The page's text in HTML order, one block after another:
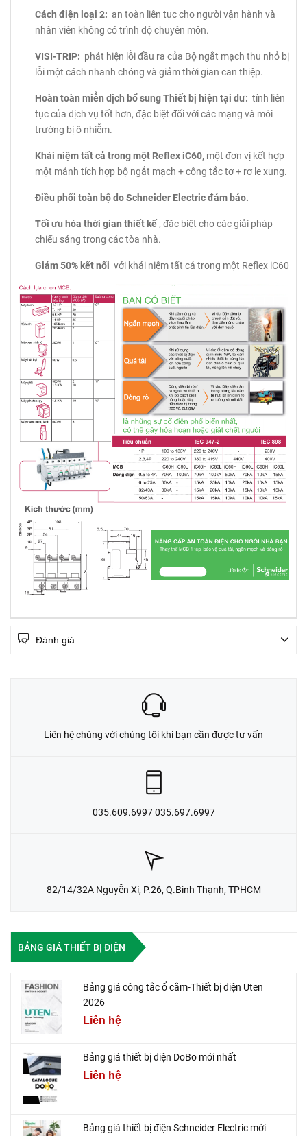
Cách điện loại 2: an toàn liên tục cho người vận hành và
nhân viên không có trình độ chuyên môn.
VISI-TRIP: phát hiện lỗi đầu ra của Bộ ngắt mạch thu nhỏ bị
lỗi một cách nhanh chóng và giảm thời gian can thiệp.
Hoàn toàn miễn dịch bổ sung Thiết bị hiện tại dư: tính liên
tục của dịch vụ tốt hơn, đặc biệt đối với các mạng và môi
trường bị ô nhiễm.
Khái niệm tất cả trong một Reflex iC60, một đơn vị kết hợp
một mảnh tích hợp bộ ngắt mạch + công tắc tơ + rơ le xung.
Điều phối toàn bộ do Schneider Electric đảm bảo.
Tối ưu hóa thời gian thiết kế , đặc biệt cho các giải pháp
chiếu sáng trong các tòa nhà.
Giảm 50% kết nối với khái niệm tất cả trong một Reflex iC60
Đánh giá
Liên hệ chúng với chúng tôi khi bạn cần được tư vấn
035.609.6997 035.697.6997
82/14/32A Nguyễn Xí, P.26, Q.Bình Thạnh, TPHCM
BẢNG GIÁ THIẾT BỊ ĐIỆN
Bảng giá công tắc ổ cắm-Thiết bị điện Uten
2026
Liên hệ
Bảng giá thiết bị điện DoBo mới nhất
Liên hệ
Bảng giá thiết bị điện Schneider Electric mới